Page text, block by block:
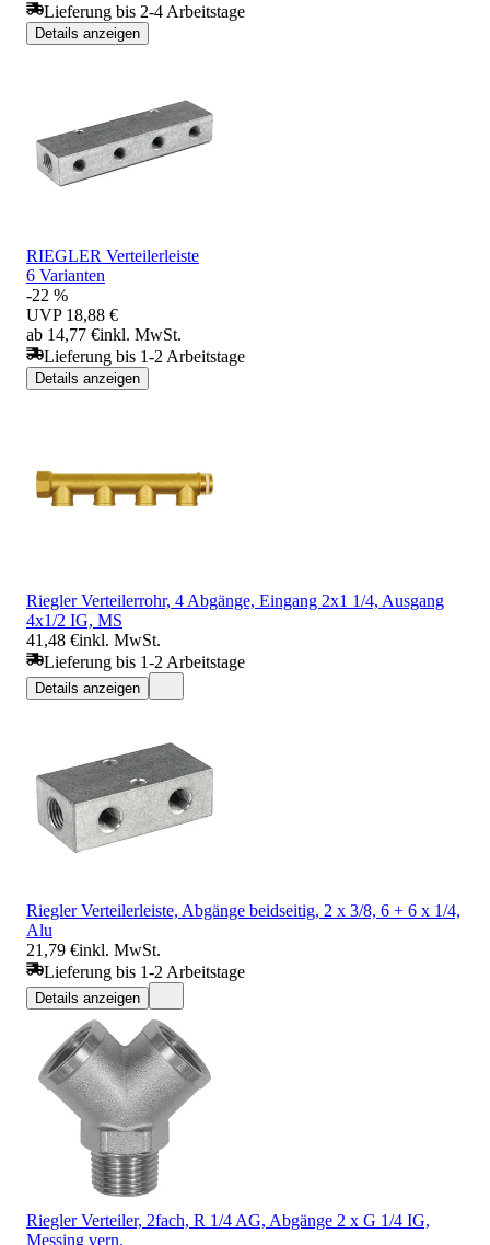
Lieferung bis 2-4 Arbeitstage
Details anzeigen
RIEGLER Verteilerleiste
6 Varianten
-22 %
UVP 18,88 €
ab 14,77 €inkl. MwSt.
Lieferung bis 1-2 Arbeitstage
Details anzeigen
Riegler Verteilerrohr, 4 Abgänge, Eingang 2x1 1/4, Ausgang
4x1/2 IG, MS
41,48 €inkl. MwSt.
Lieferung bis 1-2 Arbeitstage
Details anzeigen
Riegler Verteilerleiste, Abgänge beidseitig, 2 x 3/8, 6 + 6 x 1/4,
Alu
21,79 €inkl. MwSt.
Lieferung bis 1-2 Arbeitstage
Details anzeigen
Riegler Verteiler, 2fach, R 1/4 AG, Abgänge 2 x G 1/4 IG,
Messing vern.